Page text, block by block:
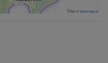
Tiles ©basemap.at